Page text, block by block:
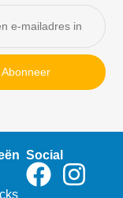
Abonneer
Social